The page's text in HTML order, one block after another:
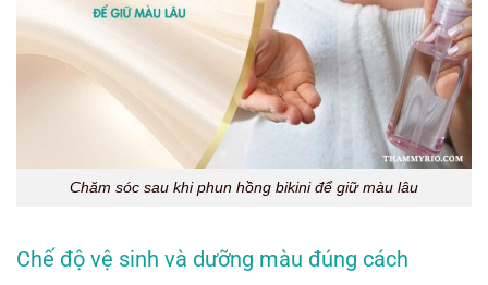
Chăm sóc sau khi phun hồng bikini để giữ màu lâu
Chế độ vệ sinh và dưỡng màu đúng cách